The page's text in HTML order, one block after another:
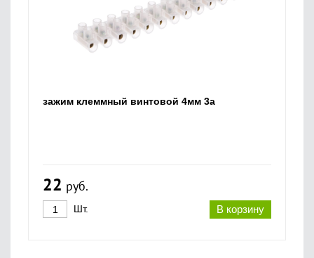
зажим клеммный винтовой 4мм 3а
22 руб.
В корзину
Шт.